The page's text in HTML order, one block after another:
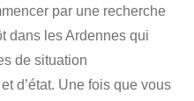
par une recherche
dans les Ardennes qui
de situation
d’état. Une fois que vous